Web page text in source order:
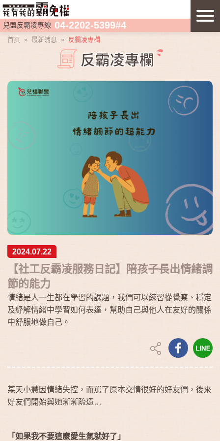
兒盟反霸凌專線 04-2202-5399#4
首頁 » 最新消息 » 反霸凌專欄
2024.07.22
【社工反霸凌服務日記】陪孩子長出情緒調
節的能力
情緒是人一生都在學習的課題，我們可以練習從覺察、穩定
及紓解情緒中學習如何表達，幫助自己與他人在友好的關係
中舒服地做自己。
某天小慧因情緒失控，而罵了原本交情很好的好友們，後來
好友們開始與她漸漸疏遠…
「如果我不要這麼愛生氣就好了」